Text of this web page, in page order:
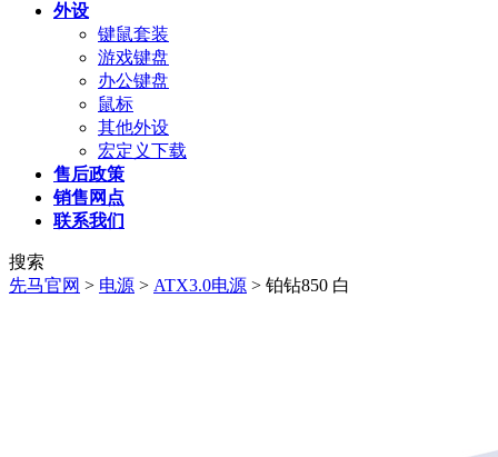
外设
键鼠套装
游戏键盘
办公键盘
鼠标
其他外设
宏定义下载
售后政策
销售网点
联系我们
搜索
先马官网 > 电源 > ATX3.0电源 > 铂钻850 白